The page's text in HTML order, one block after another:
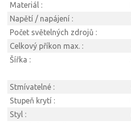
Materiál :
Napětí / napájení :
Počet světelných zdrojů :
Celkový příkon max. :
Šířka :
Stmívatelné :
Stupeň krytí :
Styl :